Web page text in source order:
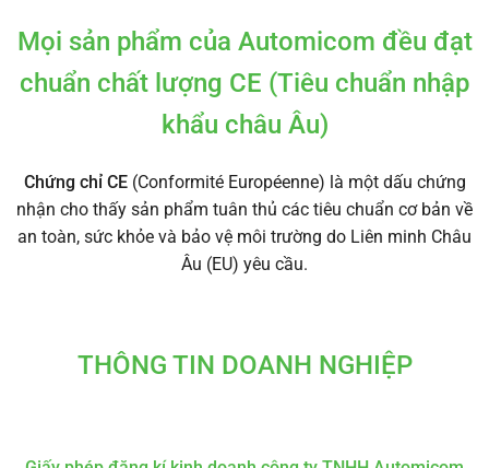
Mọi sản phẩm của Automicom đều đạt
chuẩn chất lượng CE (Tiêu chuẩn nhập
khẩu châu Âu)
Chứng chỉ CE(Conformité Européenne) là một dấu chứng
nhận cho thấy sản phẩm tuân thủ các tiêu chuẩn cơ bản về
an toàn, sức khỏe và bảo vệ môi trường do Liên minh Châu
Âu (EU) yêu cầu.
THÔNG TIN DOANH NGHIỆP